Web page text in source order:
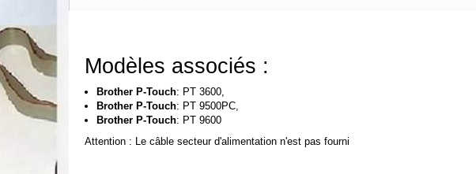
Modèles associés :
Brother P-Touch: PT 3600,
Brother P-Touch: PT 9500PC,
Brother P-Touch: PT 9600
Attention : Le câble secteur d'alimentation n'est pas fourni